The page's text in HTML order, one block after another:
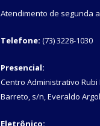
Atendimento de segunda
Telefone: (73) 3228-1030
Presencial:
Centro Administrativo Rubi
Barreto, s/n, Everaldo
Eletrônico: